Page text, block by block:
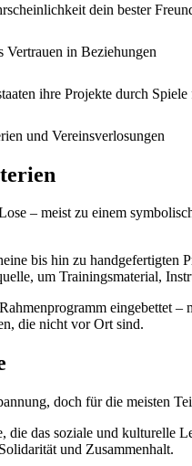
dein bester
Vertrauen in Beziehungen
ihre Projekte durch Spiele
und Vereinsverlosungen
– meist zu einem
bis hin zu
um Trainingsmaterial,
eingebettet
die nicht vor Ort sind.
doch für die meisten
das soziale und kulturelle
und Zusammenhalt.